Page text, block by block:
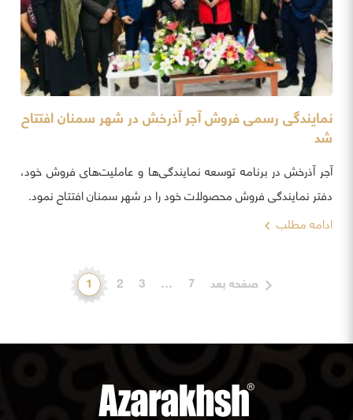
نمایندگی رسمی فروش آجر آذرخش در شهر سمنان افتتاح
شد
آجر آذرخش در برنامه توسعه نمایندگی‌ها و عاملیت‌های فروش خود،
دفتر نمایندگی فروش محصولات خود را در شهر سمنان افتتاح نمود.
ادامه مطلب
1 2 3 … 7 صفحه بعد